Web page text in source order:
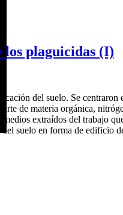
plaguicidas (I)
del suelo. Se centraron
de materia orgánica,
extraídos del trabajo
suelo en forma de edificio